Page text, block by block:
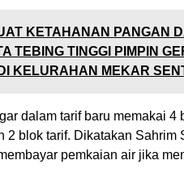
KETAHANAN PANGAN
TEBING TINGGI PIMPIN
KELURAHAN MEKAR
dalam tarif baru memakai 4
2 blok tarif. Dikatakan Sahrim
pemkaian air jika